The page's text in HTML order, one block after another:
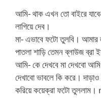
আমি- থাক এখন তো বাইরে
লাগিয়ে দেব।
মা- এভাবে ফটো তুলবি। আমার
পাতলা শাড়ি তেমন ব্লাউজ ব্রা
আমি- কে দেখবে মা দেখবো
দেখাবো ভাবলে কি করে।
করিয়ে কয়েক্রা ফটো